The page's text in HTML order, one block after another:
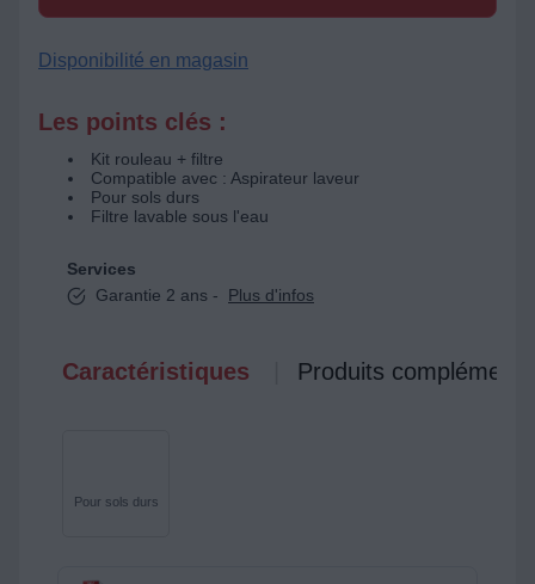
Disponibilité en magasin
Les points clés :
Kit rouleau + filtre
Compatible avec : Aspirateur laveur
Pour sols durs
Filtre lavable sous l'eau
Services
Garantie 2 ans -
Plus d'infos
Caractéristiques Produits
Pour sols durs